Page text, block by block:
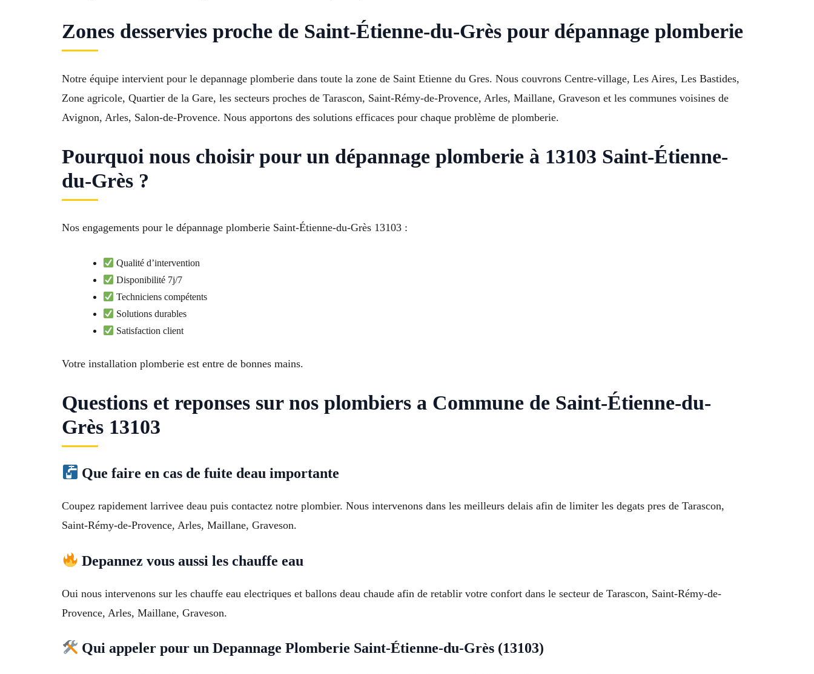
Zones desservies proche de Saint-Étienne-du-Grès pour dépannage plomberie
Notre équipe intervient pour le depannage plomberie dans toute la zone de Saint Etienne du Gres. Nous couvrons Centre-village, Les Aires, Les Bastides,
Zone agricole, Quartier de la Gare, les secteurs proches de Tarascon, Saint-Rémy-de-Provence, Arles, Maillane, Graveson et les communes voisines de
Avignon, Arles, Salon-de-Provence. Nous apportons des solutions efficaces pour chaque problème de plomberie.
Pourquoi nous choisir pour un dépannage plomberie à 13103 Saint-Étienne-
du-Grès ?
Nos engagements pour le dépannage plomberie Saint-Étienne-du-Grès 13103 :
Qualité d’intervention
Disponibilité 7j/7
Techniciens compétents
Solutions durables
Satisfaction client
Votre installation plomberie est entre de bonnes mains.
Questions et reponses sur nos plombiers a Commune de Saint-Étienne-du-
Grès 13103
Que faire en cas de fuite deau importante
Coupez rapidement larrivee deau puis contactez notre plombier. Nous intervenons dans les meilleurs delais afin de limiter les degats pres de Tarascon,
Saint-Rémy-de-Provence, Arles, Maillane, Graveson.
Depannez vous aussi les chauffe eau
Oui nous intervenons sur les chauffe eau electriques et ballons deau chaude afin de retablir votre confort dans le secteur de Tarascon, Saint-Rémy-de-
Provence, Arles, Maillane, Graveson.
Qui appeler pour un Depannage Plomberie Saint-Étienne-du-Grès (13103)